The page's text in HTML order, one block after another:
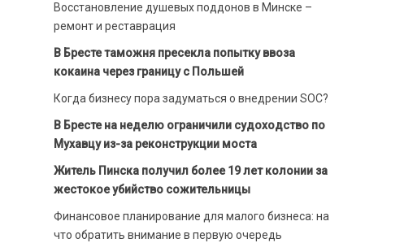
Восстановление душевых поддонов в Минске –
ремонт и реставрация
В Бресте таможня пресекла попытку ввоза
кокаина через границу с Польшей
Когда бизнесу пора задуматься о внедрении SOC?
В Бресте на неделю ограничили судоходство по
Мухавцу из-за реконструкции моста
Житель Пинска получил более 19 лет колонии за
жестокое убийство сожительницы
Финансовое планирование для малого бизнеса: на
что обратить внимание в первую очередь